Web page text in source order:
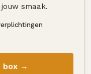
smaak.
box →